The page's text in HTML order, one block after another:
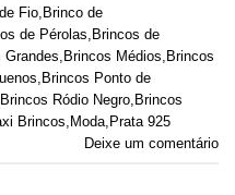
Fio Brinco de
de Pérolas Brincos de
Grandes Brincos Médios Brincos
Brincos Ponto de
Brincos Ródio Negro Brincos
Brincos Moda Prata 925
Deixe um comentário